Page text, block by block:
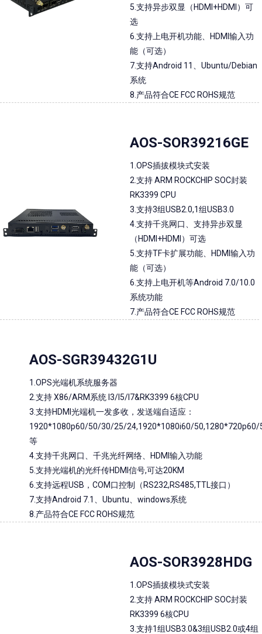
5.支持异步双显（HDMI+HDMI）可
选
6.支持上电开机功能、HDMI输入功
能（可选）
7.支持Android 11、Ubuntu/Debian
系统
8.产品符合CE FCC ROHS规范
AOS-SOR39216GE
1.OPS插拔模块式安装
2.支持 ARM ROCKCHIP SOC封装
RK3399 CPU
3.支持3组USB2.0,1组USB3.0
4.支持千兆网口、支持异步双显
（HDMI+HDMI）可选
5.支持TF卡扩展功能、HDMI输入功
能（可选）
6.支持上电开机等Android 7.0/10.0
系统功能
7.产品符合CE FCC ROHS规范
AOS-SGR39432G1U
1.OPS光端机系统服务器
2.支持 X86/ARM系统 I3/I5/I7&RK3399 6核CPU
3.支持HDMI光端机一发多收，发送端自适应：
1920*1080p60/50/30/25/24,1920*1080i60/50,1280*720p60/
等
4.支持千兆网口、千兆光纤网络、HDMI输入功能
5.支持光端机的光纤传HDMI信号,可达20KM
6.支持远程USB，COM口控制（RS232,RS485,TTL接口）
7.支持Android 7.1、Ubuntu、windows系统
8.产品符合CE FCC ROHS规范
AOS-SOR3928HDG
1.OPS插拔模块式安装
2.支持 ARM ROCKCHIP SOC封装
RK3399 6核CPU
3.支持1组USB3.0&3组USB2.0或4组